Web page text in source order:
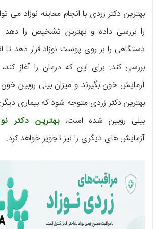
بهترین دکتر زردی با انجام معاینه نوزاد
را بررسی داده و بهترین تشخیص را
دستگاهی را بر روی پوست نوزاد قرار دهد تا
بررسی کند. برای این که درمان را آغاز کند،
آزمایش خون بگیرند و میزان بیلی روبین خون
بهترین دکتر زردی متوجه شود که بیماری
بیلی روبین شده است، بهترین دکتر
آزمایش های دیگری را نیز تجویز خواهد کرد.